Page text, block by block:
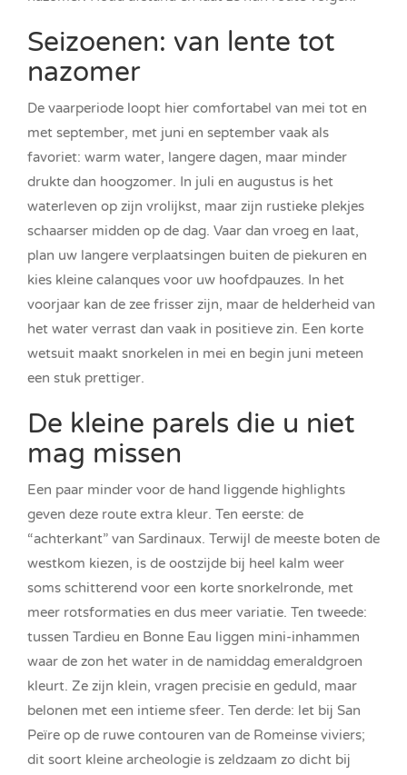
Seizoenen: van lente tot
nazomer
De vaarperiode loopt hier comfortabel van mei tot en
met september, met juni en september vaak als
favoriet: warm water, langere dagen, maar minder
drukte dan hoogzomer. In juli en augustus is het
waterleven op zijn vrolijkst, maar zijn rustieke plekjes
schaarser midden op de dag. Vaar dan vroeg en laat,
plan uw langere verplaatsingen buiten de piekuren en
kies kleine calanques voor uw hoofdpauzes. In het
voorjaar kan de zee frisser zijn, maar de helderheid van
het water verrast dan vaak in positieve zin. Een korte
wetsuit maakt snorkelen in mei en begin juni meteen
een stuk prettiger.
De kleine parels die u niet
mag missen
Een paar minder voor de hand liggende highlights
geven deze route extra kleur. Ten eerste: de
“achterkant” van Sardinaux. Terwijl de meeste boten de
westkom kiezen, is de oostzijde bij heel kalm weer
soms schitterend voor een korte snorkelronde, met
meer rotsformaties en dus meer variatie. Ten tweede:
tussen Tardieu en Bonne Eau liggen mini-inhammen
waar de zon het water in de namiddag emeraldgroen
kleurt. Ze zijn klein, vragen precisie en geduld, maar
belonen met een intieme sfeer. Ten derde: let bij San
Peïre op de ruwe contouren van de Romeinse viviers;
dit soort kleine archeologie is zeldzaam zo dicht bij